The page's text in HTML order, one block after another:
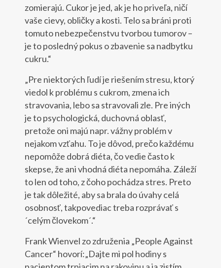
zomierajú. Cukor je jed, ak je ho priveľa, ničí
vaše cievy, obličky a kosti. Telo sa bráni proti
tomuto nebezpečenstvu tvorbou tumorov –
je to posledný pokus o zbavenie sa nadbytku
cukru.“
„Pre niektorých ľudí je riešením stresu, ktorý
viedol k problému s cukrom, zmena ich
stravovania, lebo sa stravovali zle. Pre iných
je to psychologická, duchovná oblasť,
pretože oni majú napr. vážny problém v
nejakom vzťahu. To je dôvod, prečo každému
nepomôže dobrá diéta, čo vedie často k
skepse, že ani vhodná diéta nepomáha. Záleží
to len od toho, z čoho pochádza stres. Preto
je tak dôležité, aby sa brala do úvahy celá
osobnosť, takpovediac treba rozprávať s
´celým človekom´.“
Frank Wienvel zo združenia „People Against
Cancer“ hovorí:„Dajte mi pol hodiny s